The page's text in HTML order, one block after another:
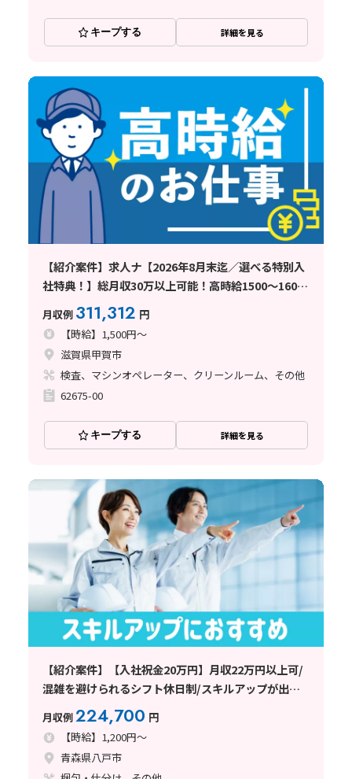
キープする 詳細を見る
【紹介案件】求人ナ【2026年8月末迄／選べる特別入
社特典！】総月収30万以上可能！高時給1500～1600
円の求人！
月収例 311,312 円
【時給】1,500円～
滋賀県甲賀市
検査、マシンオペレーター、クリーンルーム、その他
62675-00
キープする 詳細を見る
【紹介案件】【入社祝金20万円】月収22万円以上可/
混雑を避けられるシフト休日制/スキルアップが出来
月収例224,700 円
【時給】1,200円～
青森県八戸市